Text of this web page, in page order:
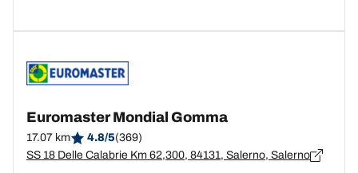
Euromaster Mondial Gomma
17.07 km 4.8/5(369)
SS 18 Delle Calabrie Km 62,300, 84131, Salerno, Salerno